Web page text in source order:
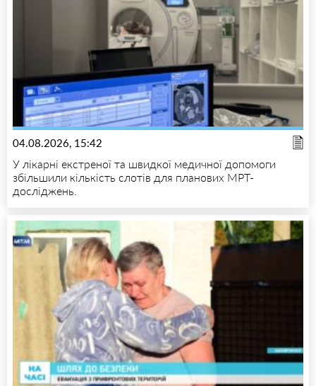
04.08.2026, 15:42
У лікарні екстреної та швидкої медичної допомоги
збільшили кількість слотів для планових МРТ-
досліджень.